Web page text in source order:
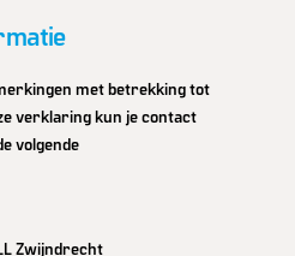
met betrekking tot
verklaring kun je contact
volgende
Zwijndrecht